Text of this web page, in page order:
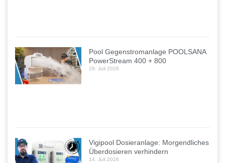
Pool Gegenstromanlage POOLSANA
PowerStream 400 + 800
29. Juli 2026
Vigipool Dosieranlage: Morgendliches
Überdosieren verhindern
14. Juli 2026